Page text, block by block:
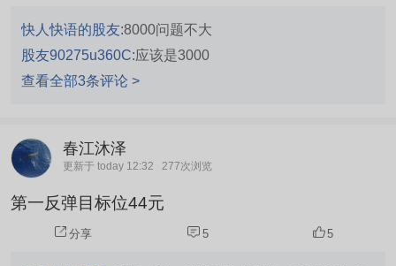
快人快语的股友:8000问题不大
股友90275u360C:应该是3000
查看全部3条评论 >
春江沐泽
更新于 today 12:32 277次浏览
第一反弹目标位44元
分享 5 5